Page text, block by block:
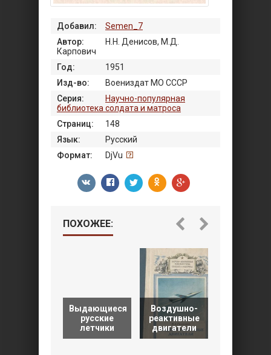
Добавил:
Semen_7
Автор:
Н.Н. Денисов, М.Д.
Карпович
Год:
1951
Изд-во:
Воениздат МО СССР
Серия:
Научно-популярная
библиотека солдата и матроса
Страниц:
148
Язык:
Русский
Формат:
DjVu
ПОХОЖЕЕ:
Выдающиеся
русские
летчики
Воздушно-
реактивные
двигатели